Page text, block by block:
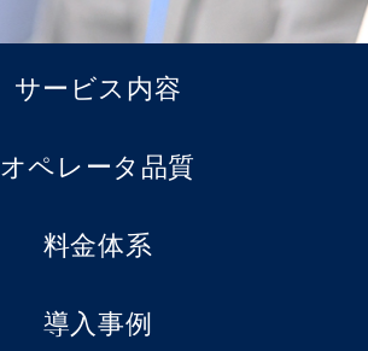
サービス内容
オペレータ品質
料金体系
導入事例